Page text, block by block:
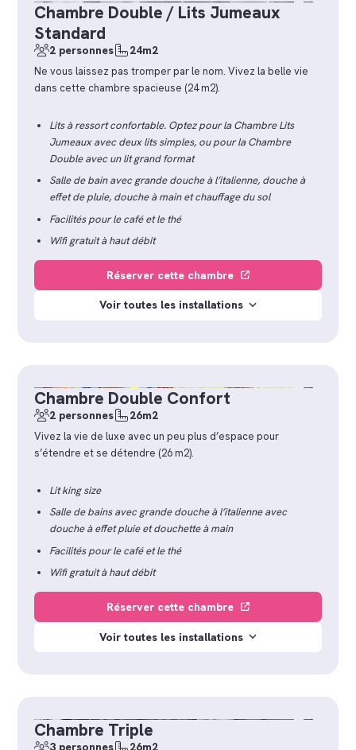
Chambre Double / Lits Jumeaux
Standard
2 personnes 24m2
Ne vous laissez pas tromper par le nom. Vivez la belle vie
dans cette chambre spacieuse (24 m2).
Lits à ressort confortable. Optez pour la Chambre Lits
Jumeaux avec deux lits simples, ou pour la Chambre
Double avec un lit grand format
Salle de bain avec grande douche à l’italienne, douche à
effet de pluie, douche à main et chauffage du sol
Facilités pour le café et le thé
Wifi gratuit à haut débit
Voir toutes les installations
Réserver cette chambre
Chambre Double Confort
2 personnes 26m2
Vivez la vie de luxe avec un peu plus d’espace pour
s’étendre et se détendre (26 m2).
Lit king size
Salle de bains avec grande douche à l’italienne avec
douche à effet pluie et douchette à main
Facilités pour le café et le thé
Wifi gratuit à haut débit
Voir toutes les installations
Réserver cette chambre
Chambre Triple
3 personnes 26m2